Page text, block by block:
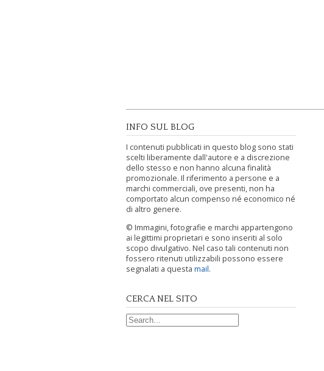
INFO SUL BLOG
I contenuti pubblicati in questo blog sono stati
scelti liberamente dall'autore e a discrezione
dello stesso e non hanno alcuna finalità
promozionale. Il riferimento a persone e a
marchi commerciali, ove presenti, non ha
comportato alcun compenso né economico né
di altro genere.
© Immagini, fotografie e marchi appartengono
ai legittimi proprietari e sono inseriti al solo
scopo divulgativo. Nel caso tali contenuti non
fossero ritenuti utilizzabili possono essere
segnalati a questa mail.
CERCA NEL SITO
Search for: